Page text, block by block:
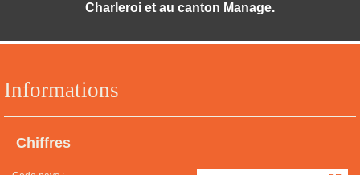
Informations
Chiffres
Charleroi et au canton Manage.